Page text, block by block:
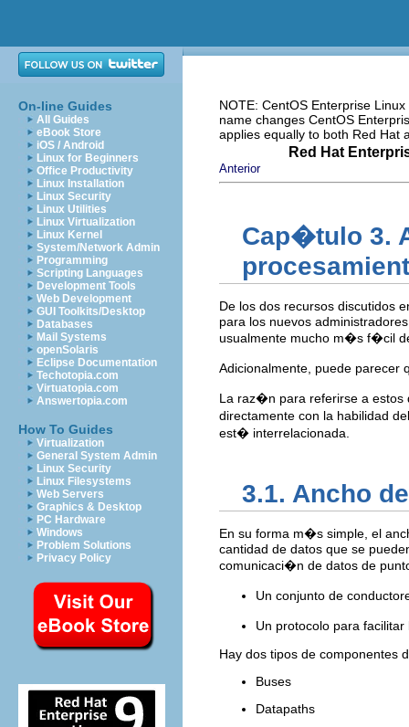
On-line Guides
All Guides
eBook Store
iOS / Android
Linux for Beginners
Office Productivity
Linux Installation
Linux Security
Linux Utilities
Linux Virtualization
Linux Kernel
System/Network Admin
Programming
Scripting Languages
Development Tools
Web Development
GUI Toolkits/Desktop
Databases
Mail Systems
openSolaris
Eclipse Documentation
Techotopia.com
Virtuatopia.com
Answertopia.com
How To Guides
Virtualization
General System Admin
Linux Security
Linux Filesystems
Web Servers
Graphics & Desktop
PC Hardware
Windows
Problem Solutions
Privacy Policy
NOTE: CentOS Enterprise
name changes CentOS
applies equally to both Red Hat
Red Hat
Anterior
Cap�tulo 3.
De los dos recursos discutidos
para los nuevos
usualmente mucho m�s f�cil
Adicionalmente, puede
La raz�n para referirse a estos
directamente con la habilidad
est� interrelacionada.
3.1. Ancho
En su forma m�s simple, el
cantidad de datos que se
comunicaci�n de datos de
Un conjunto de
Un protocolo para
Hay dos tipos de componentes
Buses
Datapaths